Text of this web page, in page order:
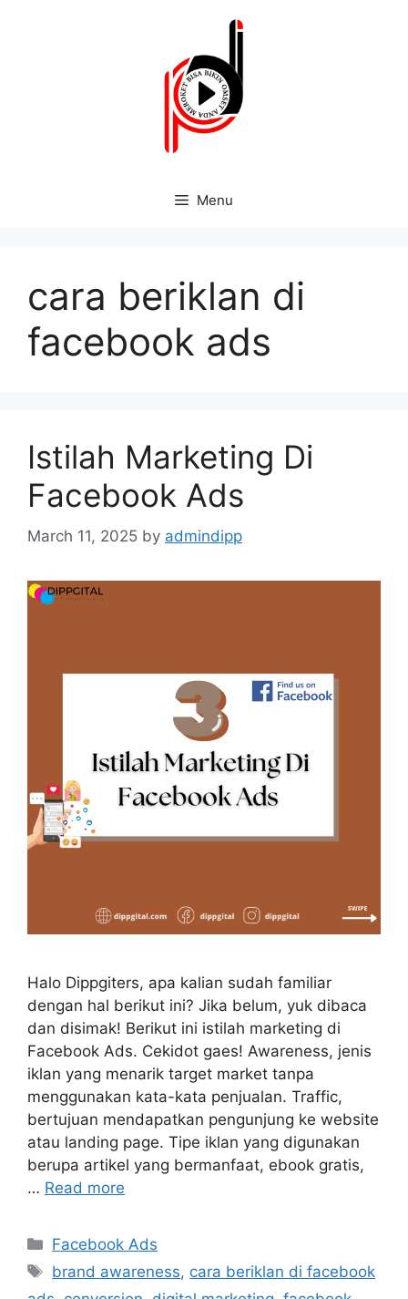
Menu
cara beriklan di
facebook ads
Istilah Marketing Di
Facebook Ads
March 11, 2025 by admindipp
Halo Dippgiters, apa kalian sudah familiar
dengan hal berikut ini? Jika belum, yuk dibaca
dan disimak! Berikut ini istilah marketing di
Facebook Ads. Cekidot gaes! Awareness, jenis
iklan yang menarik target market tanpa
menggunakan kata-kata penjualan. Traffic,
bertujuan mendapatkan pengunjung ke website
atau landing page. Tipe iklan yang digunakan
berupa artikel yang bermanfaat, ebook gratis,
… Read more
Facebook Ads
brand awareness, cara beriklan di facebook